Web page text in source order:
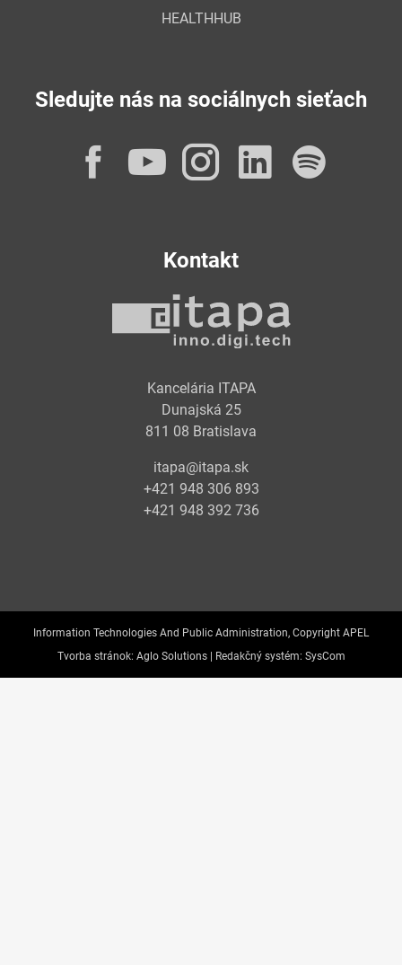
HEALTHHUB
Sledujte nás na sociálnych sieťach
Facebook
YouTube
Instagram
Kontakt
Kancelária ITAPA
Dunajská 25
811 08 Bratislava
itapa@itapa.sk
+421 948 306 893
+421 948 392 736
Information Technologies And Public Administration, Copyright APEL
Tvorba stránok: Aglo Solutions | Redakčný systém: SysCom